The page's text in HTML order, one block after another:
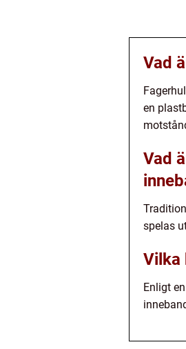
Vad
en
Vad
spelas
Vilka
Enligt